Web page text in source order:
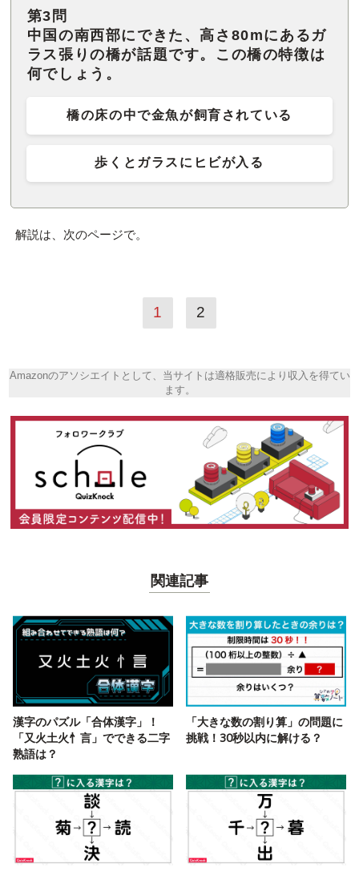
第3問
中国の南西部にできた、高さ80mにあるガ
ラス張りの橋が話題です。この橋の特徴は
何でしょう。
橋の床の中で金魚が飼育されている
歩くとガラスにヒビが入る
解説は、次のページで。
1 2
Amazonのアソシエイトとして、当サイトは適格販売により収入を得てい
ます。
関連記事
漢字のパズル「合体漢字」！
「又火土火忄言」でできる二字
熟語は？
「大きな数の割り算」の問題に
挑戦！30秒以内に解ける？